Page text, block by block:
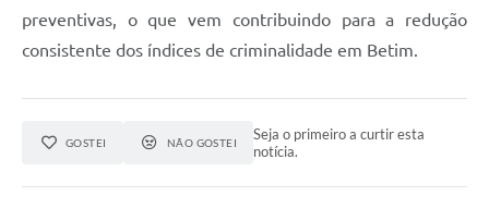
preventivas, o que vem contribuindo para a redução
consistente dos índices de criminalidade em Betim.
GOSTEI NÃO GOSTEI
Seja o primeiro a curtir esta
notícia.